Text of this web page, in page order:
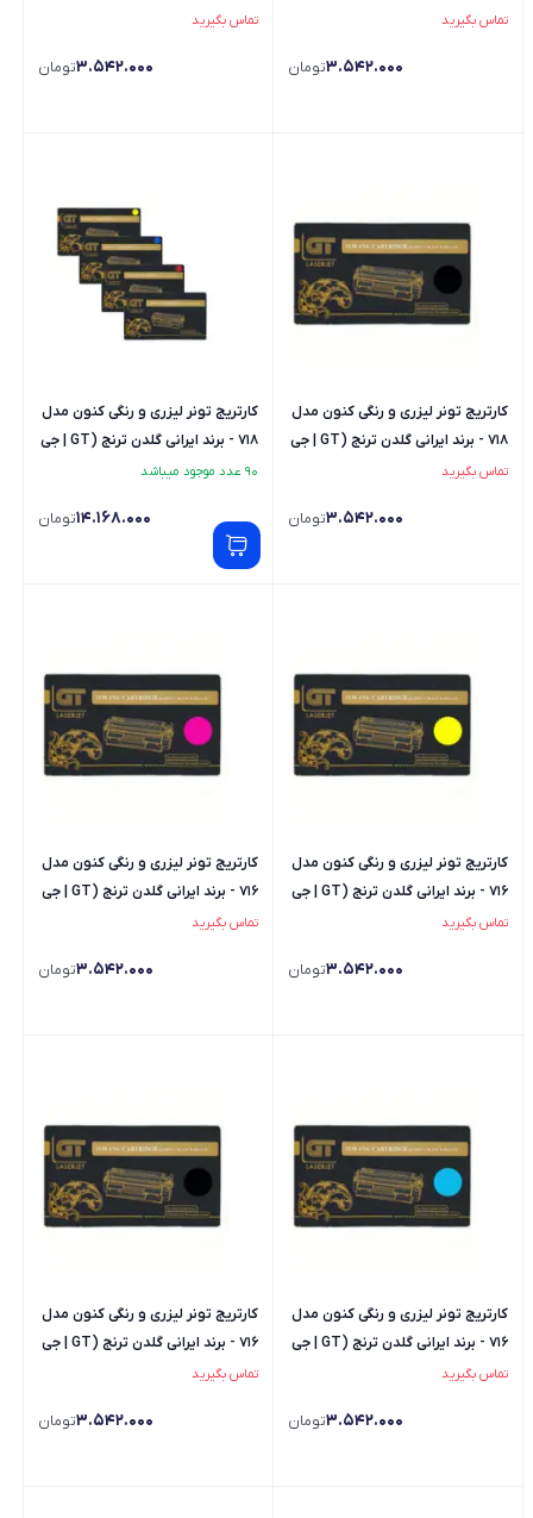
تی) - رنگ قرمز
تماس بگیرید
3.542.000تومان
تی) - رنگ آبی
تماس بگیرید
3.542.000تومان
کارتریج تونر لیزری و رنگی کنون مدل
718 - برند ایرانی گلدن ترنج (GT | جی
تی) - رنگ مشکی
تماس بگیرید
3.542.000تومان
کارتریج تونر لیزری و رنگی کنون مدل
718 - برند ایرانی گلدن ترنج (GT | جی
تی) - ست کامل
90 عدد موجود میباشد
14.168.000تومان
کارتریج تونر لیزری و رنگی کنون مدل
716 - برند ایرانی گلدن ترنج (GT | جی
تی) - رنگ زرد
تماس بگیرید
3.542.000تومان
کارتریج تونر لیزری و رنگی کنون مدل
716 - برند ایرانی گلدن ترنج (GT | جی
تی) - رنگ قرمز
تماس بگیرید
3.542.000تومان
کارتریج تونر لیزری و رنگی کنون مدل
716 - برند ایرانی گلدن ترنج (GT | جی
تی) - رنگ آبی
تماس بگیرید
3.542.000تومان
کارتریج تونر لیزری و رنگی کنون مدل
716 - برند ایرانی گلدن ترنج (GT | جی
تی) - رنگ مشکی
تماس بگیرید
3.542.000تومان